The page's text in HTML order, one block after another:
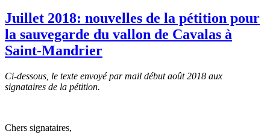
Juillet 2018: nouvelles de la pétition pour
la sauvegarde du vallon de Cavalas à
Saint-Mandrier
Ci-dessous, le texte envoyé par mail début août 2018 aux
signataires de la pétition.
Chers signataires,